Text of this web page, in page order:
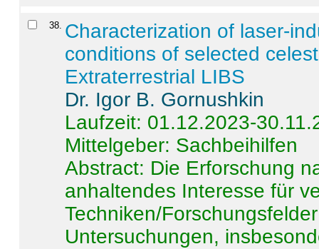
38. Characterization of laser-
conditions of selected
Extraterrestrial LIBS
Dr. Igor B. Gornushkin
Laufzeit: 01.12.2023-
Mittelgeber: Sachbeihilfen
Abstract: Die Erforschung
anhaltendes Interesse für
Techniken/
Untersuchungen,